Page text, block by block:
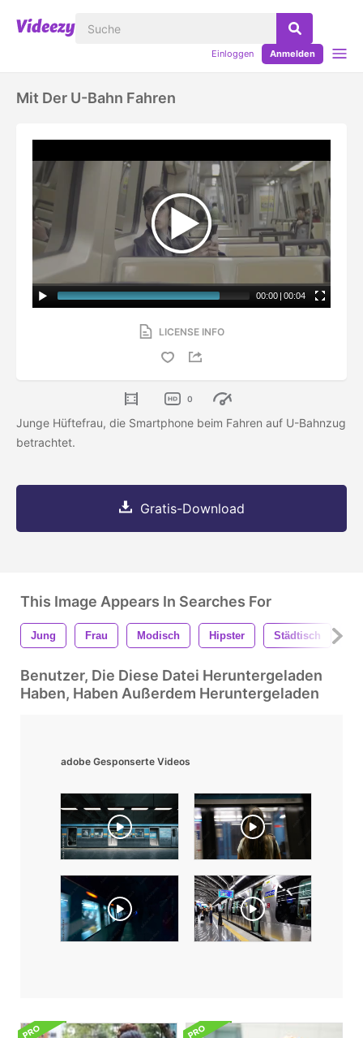
Einloggen Anmelden
Mit Der U-Bahn Fahren
00:00 | 00:04
LICENSE INFO
0
Junge Hüftefrau, die Smartphone beim Fahren auf U-Bahnzug
betrachtet.
Gratis-Download
This Image Appears In Searches For
Jung Frau Modisch Hipster Städtisch
Benutzer, Die Diese Datei Heruntergeladen
Haben, Haben Außerdem Heruntergeladen
adobe Gesponserte Videos